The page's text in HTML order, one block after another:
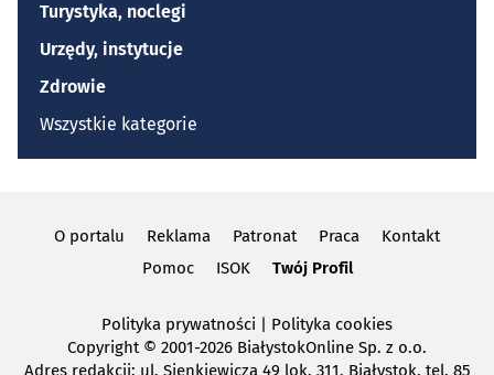
Turystyka, noclegi
Urzędy, instytucje
Zdrowie
Wszystkie kategorie
O portalu Reklama Patronat Praca
Kontakt
Pomoc
ISOK Twój Profil
Polityka prywatności
Polityka cookies
Copyright© 2001-2026 BiałystokOnline Sp. z o.o.